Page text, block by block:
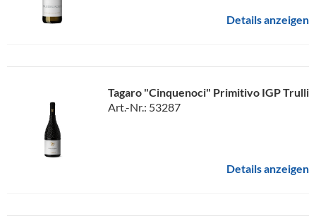
Details anzeigen
Tagaro "Cinquenoci" Primitivo IGP Trulli
Art.-Nr.: 53287
Details anzeigen